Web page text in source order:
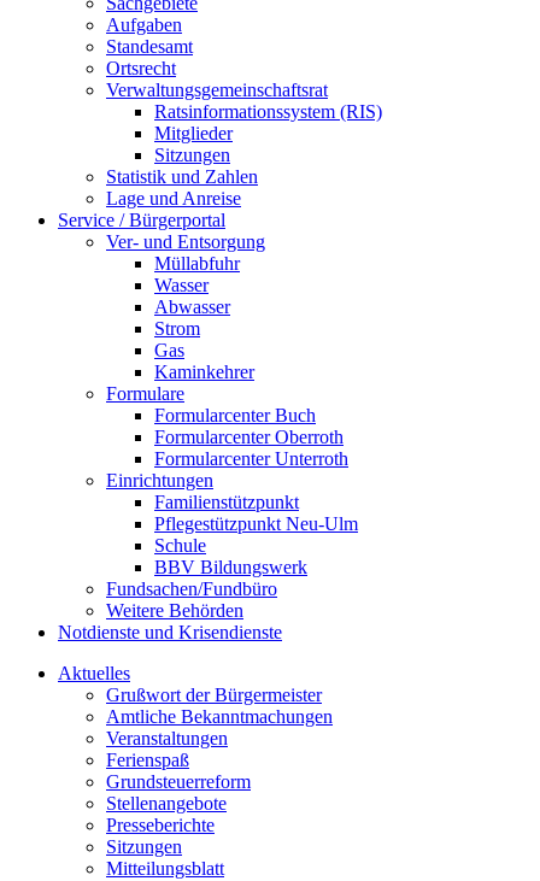
Aufgaben
Standesamt
Ortsrecht
Verwaltungsgemeinschaftsrat
Ratsinformationssystem (RIS)
Mitglieder
Sitzungen
Statistik und Zahlen
Lage und Anreise
Service / Bürgerportal
Ver- und Entsorgung
Müllabfuhr
Wasser
Abwasser
Strom
Gas
Kaminkehrer
Formulare
Formularcenter Buch
Formularcenter Oberroth
Formularcenter Unterroth
Einrichtungen
Familienstützpunkt
Pflegestützpunkt Neu-Ulm
Schule
BBV Bildungswerk
Fundsachen/Fundbüro
Weitere Behörden
Notdienste und Krisendienste
Aktuelles
Grußwort der Bürgermeister
Amtliche Bekanntmachungen
Veranstaltungen
Ferienspaß
Grundsteuerreform
Stellenangebote
Presseberichte
Sitzungen
Mitteilungsblatt